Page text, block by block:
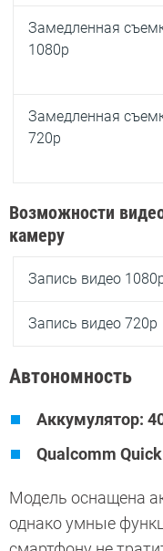
Замедленная
1080p
Замедленная
720p
Возможности
камеру
Запись видео
Запись видео 720p
Автономность
Аккумулятор:
Qualcomm
Модель оснащена
однако умные